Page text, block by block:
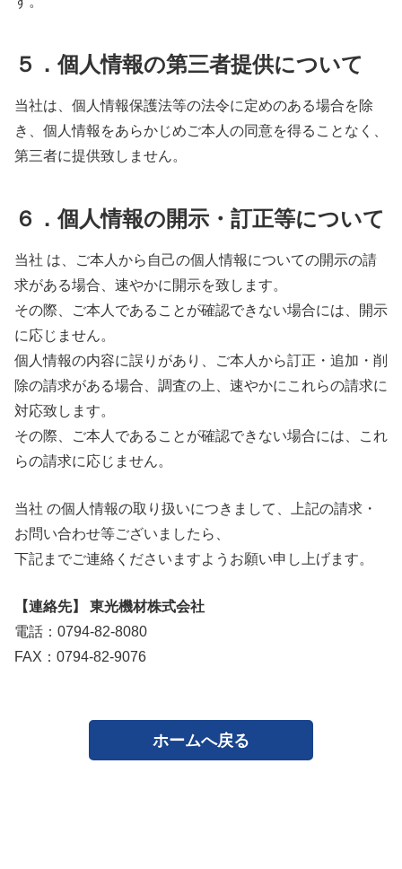
５．個人情報の第三者提供について
当社は、個人情報保護法等の法令に定めのある場合を除
き、個人情報をあらかじめご本人の同意を得ることなく、
第三者に提供致しません。
６．個人情報の開示・訂正等について
当社 は、ご本人から自己の個人情報についての開示の請
求がある場合、速やかに開示を致します。
その際、ご本人であることが確認できない場合には、開示
に応じません。
個人情報の内容に誤りがあり、ご本人から訂正・追加・削
除の請求がある場合、調査の上、速やかにこれらの請求に
対応致します。
その際、ご本人であることが確認できない場合には、これ
らの請求に応じません。
当社 の個人情報の取り扱いにつきまして、上記の請求・
お問い合わせ等ございましたら、
下記までご連絡くださいますようお願い申し上げます。
【連絡先】 東光機材株式会社
電話：0794-82-8080
FAX：0794-82-9076
ホームへ戻る